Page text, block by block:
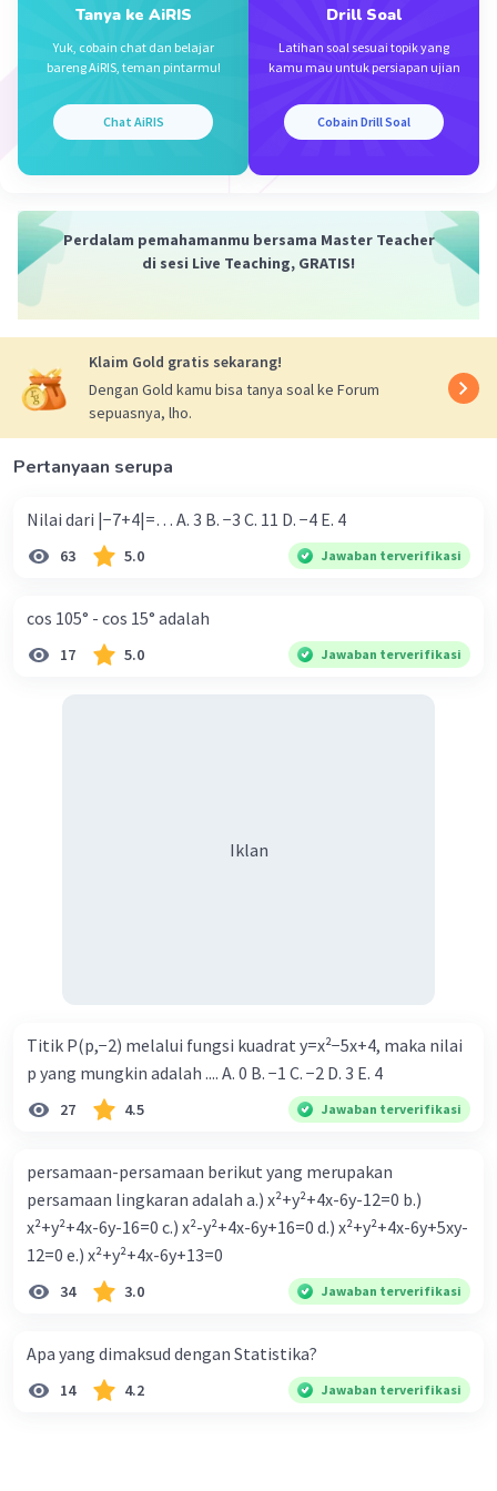
Jawaban terverifikasi
Jawaban yang tepat adalahB. 6
lebih jelasnya lihat gambar dibawah yaaa
Beri Rating·5.0( 1) Balas
Tanya ke AiRIS
Yuk, cobain chat dan belajar
bareng AiRIS, teman pintarmu!
Chat AiRIS
Drill Soal
Latihan soal sesuai topik yang
kamu mau untuk persiapan ujian
Cobain Drill Soal
Perdalam pemahamanmu bersama Master Teacher
di sesi Live Teaching, GRATIS!
Klaim Gold gratis sekarang!
Dengan Gold kamu bisa tanya soal ke Forum
sepuasnya, lho.
Pertanyaan serupa
Nilai dari |−7+4|=… A. 3 B. −3 C. 11 D. −4 E. 4
63 5.0 Jawaban terverifikasi
cos 105° - cos 15° adalah
17 5.0 Jawaban terverifikasi
Iklan
Titik P(p,−2) melalui fungsi kuadrat y=x²−5x+4, maka nilai
p yang mungkin adalah .... A. 0 B. −1 C. −2 D. 3 E. 4
27 4.5 Jawaban terverifikasi
persamaan-persamaan berikut yang merupakan
persamaan lingkaran adalah a.) x²+y²+4x-6y-12=0 b.)
x²+y²+4x-6y-16=0 c.) x²-y²+4x-6y+16=0 d.) x²+y²+4x-6y+5xy-
12=0 e.) x²+y²+4x-6y+13=0
34 3.0 Jawaban terverifikasi
Apa yang dimaksud dengan Statistika?
14 4.2 Jawaban terverifikasi